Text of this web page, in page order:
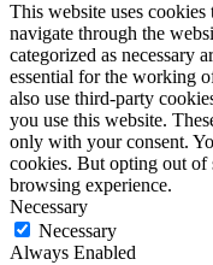
This website uses
navigate through the
categorized as necessary
essential for the working
also use third-party
you use this website.
only with your consent.
cookies. But opting out of
browsing experience.
Necessary
Necessary
Always Enabled